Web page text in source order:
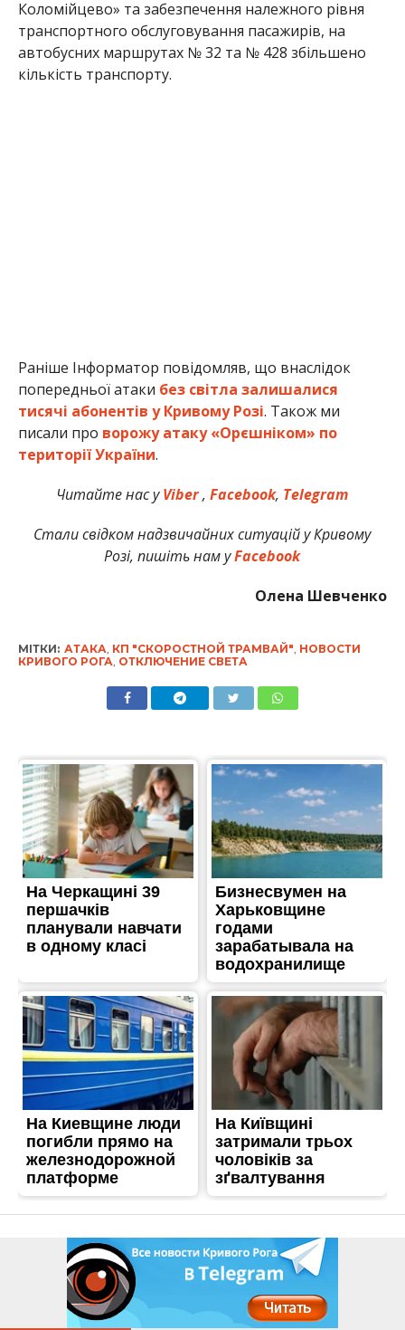
Коломійцево» та забезпечення належного рівня
транспортного обслуговування пасажирів, на
автобусних маршрутах № 32 та № 428 збільшено
кількість транспорту.
Раніше Інформатор повідомляв, що внаслідок
попередньої атаки без світла залишалися
тисячі абонентів у Кривому Розі. Також ми
писали про ворожу атаку «Орєшніком» по
території України.
Читайте нас уViber,Facebook, Telegram
Стали свідком надзвичайних ситуацій у Кривому
Розі, пишіть нам уFacebook
Олена Шевченко
МІТКИ: АТАКА КП "СКОРОСТНОЙ ТРАМВАЙ" НОВОСТИ
КРИВОГО РОГА ОТКЛЮЧЕНИЕ СВЕТА